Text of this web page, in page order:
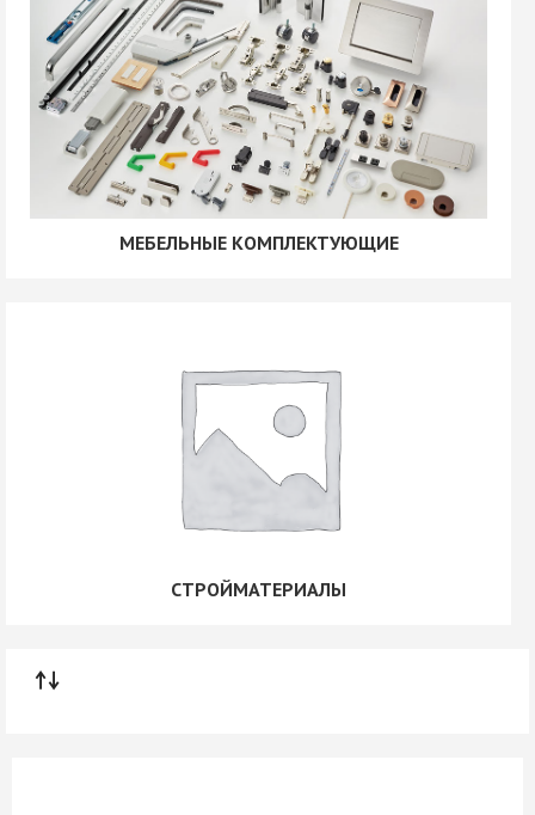
МЕБЕЛЬНЫЕ КОМПЛЕКТУЮЩИЕ
СТРОЙМАТЕРИАЛЫ